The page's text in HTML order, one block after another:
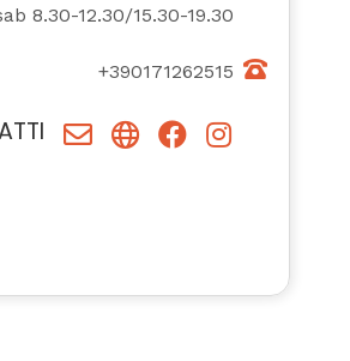
8.30-12.30/15.30-19.30
+390171262515